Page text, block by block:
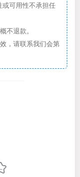
可用性不承担任
不退款。
，请联系我们会第